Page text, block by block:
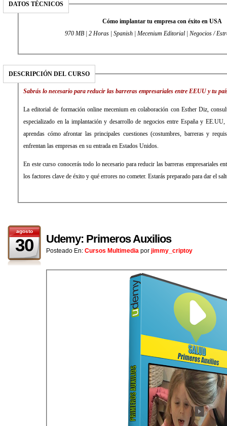
DATOS TÉCNICOS
Cómo implantar tu empresa con éxito en USA
970 MB | 2 Horas | Spanish | Mecenium Editorial | Negocios /
DESCRIPCIÓN DEL CURSO
Sabrás lo necesario para reducir las barreras empresariales entre EEUU y tu
La editorial de formación online mecenium en colaboración con Esther Diz,
especializado en la implantación y desarrollo de negocios entre España y EE.UU,
aprendas cómo afrontar las principales cuestiones (costumbres, barreras y
enfrentan las empresas en su entrada en Estados Unidos.
En este curso conocerás todo lo necesario para reducir las barreras empresariales
los factores clave de éxito y qué errores no cometer. Estarás preparado para dar el
agosto
30 Udemy: Primeros Auxilios
Posteado En: Cursos Multimedia por jimmy_criptoy